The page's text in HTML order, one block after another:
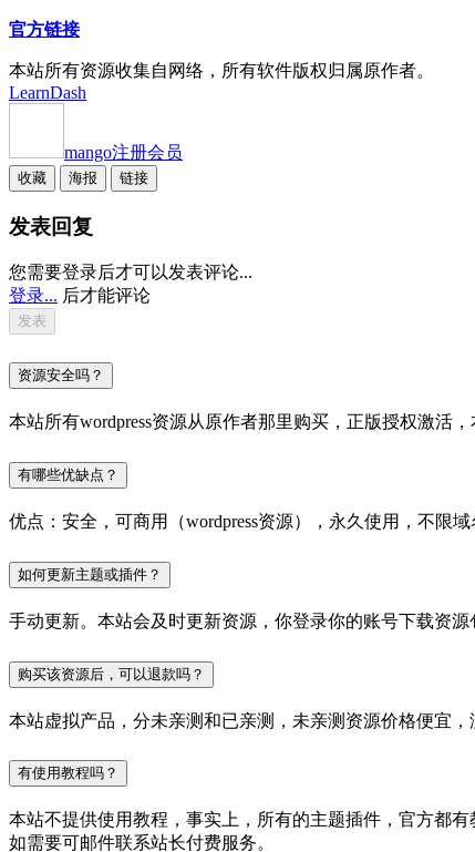
官方链接
本站所有资源收集自网络，所有软件版权归属原作者。
LearnDash
mango注册会员
收藏 海报 链接
发表回复
您需要登录后才可以发表评论...
登录... 后才能评论
资源安全吗？
本站所有wordpress资源从原作者那里购买，正版授权激活
有哪些优缺点？
优点：安全，可商用（wordpress资源），永久使用，不限
如何更新主题或插件？
手动更新。本站会及时更新资源，你登录你的账号下载资
购买该资源后，可以退款吗？
本站虚拟产品，分未亲测和已亲测，未亲测资源价格便宜
有使用教程吗？
本站不提供使用教程，事实上，所有的主题插件，官方都
如需要可邮件联系站长付费服务。